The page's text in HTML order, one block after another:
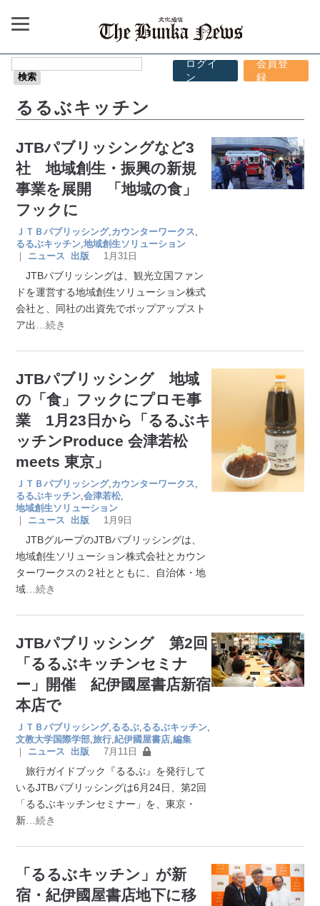
ログイ
ン
会員登
録
るるぶキッチン
JTBパブリッシングなど3
社 地域創生・振興の新規
事業を展開 「地域の食」
フックに
ＪＴＢパブリッシング, カウンターワークス
るるぶキッチン ,地域創生ソリューション
｜
ニュース 出版 1月31日
JTBパブリッシングは、観光立国ファン
ドを運営する地域創生ソリューション株式
会社と、同社の出資先でポップアップスト
ア出
…続き
JTBパブリッシング 地域
の「食」フックにプロモ事
業 1月23日から「るるぶキ
ッチンProduce 会津若松
meets 東京」
ＪＴＢパブリッシング, カウンターワークス
るるぶキッチン ,会津若松
地域創生ソリューション
｜
ニュース 出版 1月9日
JTBグループのJTBパブリッシングは、
地域創生ソリューション株式会社とカウン
ターワークスの２社とともに、自治体・地
域 …続き
JTBパブリッシング 第2回
「るるぶキッチンセミナ
ー」開催 紀伊國屋書店新宿
本店で
ＪＴＢパブリッシング, るるぶ るるぶキッチン
文教大学国際学部 ,旅行 ,紀伊國屋書店 ,編集
｜
ニュース 出版 7月11日
旅行ガイドブック『るるぶ』を発行して
いるJTBパブリッシングは6月24日、第2回
「るるぶキッチンセミナー」を、東京・
新 …続き
「るるぶキッチン」が新
宿・紀伊國屋書店地下に移